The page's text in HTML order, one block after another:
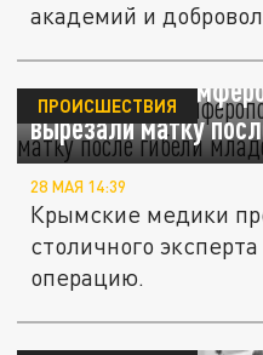
академий и
Жительнице
вырезали матку
ПРОИСШЕСТВИЯ
28 МАЯ 14:39
Крымские медики
столичного
операцию.